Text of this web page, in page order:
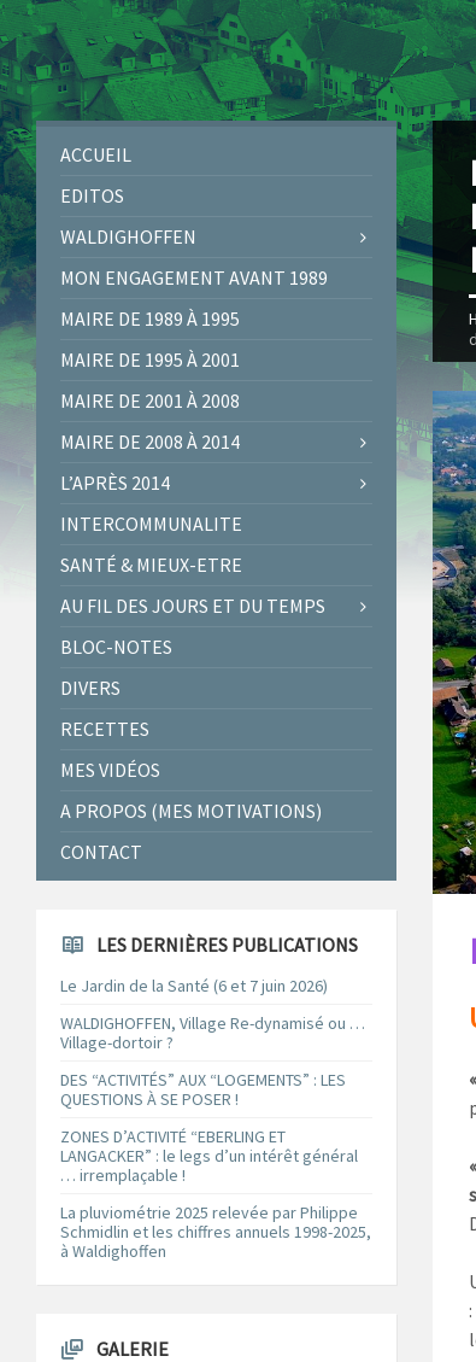
ACCUEIL
EDITOS
WALDIGHOFFEN
MON ENGAGEMENT AVANT 1989
MAIRE DE 1989 À 1995
MAIRE DE 1995 À 2001
MAIRE DE 2001 À 2008
MAIRE DE 2008 À 2014
L’APRÈS 2014
INTERCOMMUNALITE
SANTÉ & MIEUX-ETRE
AU FIL DES JOURS ET DU TEMPS
BLOC-NOTES
DIVERS
RECETTES
MES VIDÉOS
A PROPOS (MES MOTIVATIONS)
CONTACT
LES DERNIÈRES PUBLICATIONS
Le Jardin de la Santé (6 et 7 juin 2026)
WALDIGHOFFEN, Village Re-dynamisé ou …
Village-dortoir ?
DES “ACTIVITÉS” AUX “LOGEMENTS” : LES
QUESTIONS À SE POSER !
ZONES D’ACTIVITÉ “EBERLING ET
LANGACKER” : le legs d’un intérêt général
… irremplaçable !
La pluviométrie 2025 relevée par Philippe
Schmidlin et les chiffres annuels 1998-2025,
à Waldighoffen
GALERIE